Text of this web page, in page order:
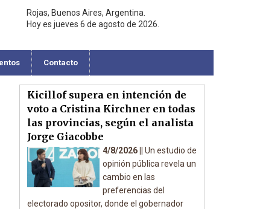
Rojas, Buenos Aires, Argentina.
Hoy es jueves 6 de agosto de 2026.
Contacto
Kicillof supera en intención de
voto a Cristina Kirchner en todas
las provincias, según el analista
Jorge Giacobbe
4/8/2026 || Un estudio de
opinión pública revela un
cambio en las
preferencias del
electorado opositor, donde el gobernador